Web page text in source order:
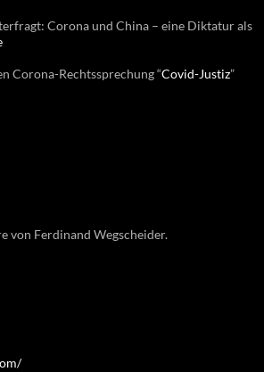
Corona und China – eine Diktatur als
Corona-Rechtssprechung “Covid-Justiz”
von Ferdinand Wegscheider.